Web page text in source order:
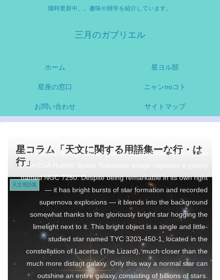
随時更新中。。趣味や雑学を紹介しています。
三月のガブリエル
ホーム 星ヨル部
星座の窓口 ニャンnoコト
お問い合わせ サイトマップ
星コラム「天文に関する用語集ーな行・は
行」
天文用語集
In space, being outshone is an occupational hazard. This
NASA/ESA Hubble Space Telescope image captures a galaxy
named NGC 7250. Despite being remarkable in its own right
— it has bright bursts of star formation and recorded
supernova explosions — it blends into the background
somewhat thanks to the gloriously bright star hogging the
limelight next to it. This bright object is a single and little-
studied star named TYC 3203-450-1, located in the
constellation of Lacerta (The Lizard), much closer than the
much more distant galaxy. Only this way a normal star can
outshine an entire galaxy, consisting of billions of stars.